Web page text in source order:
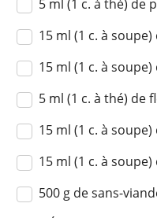
5 ml (1 c. à thé) de
15 ml (1 c. à
15 ml (1 c. à
5 ml (1 c. à thé) de
15 ml (1 c. à
15 ml (1 c. à
500 g de sans-